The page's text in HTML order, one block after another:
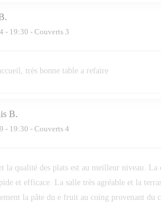
- 19:30 - Couverts 3
très bonne table a refaire
B
- 19:30 - Couverts 4
la qualité des plats est au meilleur niveau.
et efficace. La salle très agréable et la
la pâte du e fruit au coing provenant du